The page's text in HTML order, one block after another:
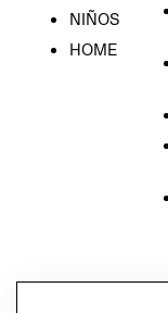
NIÑOS
HOME